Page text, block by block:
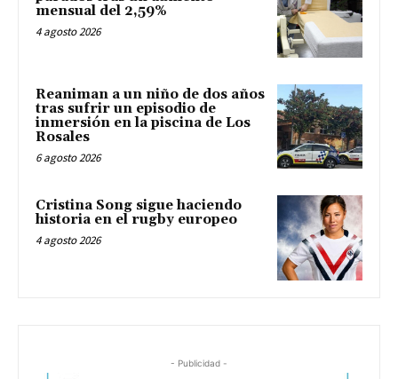
mensual del 2,59%
4 agosto 2026
Reaniman a un niño de dos años
tras sufrir un episodio de
inmersión en la piscina de Los
Rosales
6 agosto 2026
Cristina Song sigue haciendo
historia en el rugby europeo
4 agosto 2026
- Publicidad -